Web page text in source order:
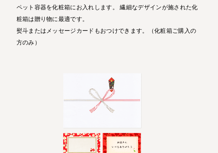
ペット容器を化粧箱にお入れします。 繊細なデザインが施された化
粧箱は贈り物に最適です。
熨斗またはメッセージカードもおつけできます。（化粧箱ご購入の
方のみ）